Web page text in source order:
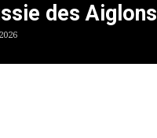
des Aiglons